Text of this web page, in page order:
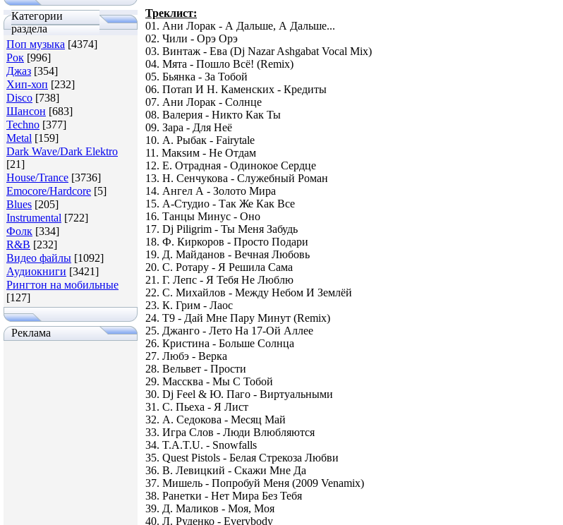
Категории
раздела
Поп музыка [4374]
Рок [996]
Джаз [354]
Хип-хоп [232]
Disco [738]
Шансон [683]
Techno [377]
Metal [159]
Dark Wave/Dark Elektro
[21]
House/Trance [3736]
Emocore/Hardcore [5]
Blues [205]
Instrumental [722]
Фолк [334]
R&B [232]
Видео файлы [1092]
Аудиокниги [3421]
Рингтон на мобильные
[127]
Реклама
Треклист:
01. Ани Лорак - А Дальше, А Дальше...
02. Чили - Орэ Орэ
03. Винтаж - Ева (Dj Nazar Ashgabat Vocal Mix)
04. Мята - Пошло Всё! (Remix)
05. Бьянка - За Тобой
06. Потап И Н. Каменских - Кредиты
07. Ани Лорак - Солнце
08. Валерия - Никто Как Ты
09. Зара - Для Неё
10. А. Рыбак - Fairytale
11. Макsим - Не Отдам
12. Е. Отрадная - Одинокое Сердце
13. Н. Сенчукова - Служебный Роман
14. Ангел А - Золото Мира
15. А-Студио - Так Же Как Все
16. Танцы Минус - Оно
17. Dj Piligrim - Ты Меня Забудь
18. Ф. Киркоров - Просто Подари
19. Д. Майданов - Вечная Любовь
20. С. Ротару - Я Решила Сама
21. Г. Лепс - Я Тебя Не Люблю
22. С. Михайлов - Между Небом И Землёй
23. К. Грим - Лаос
24. T9 - Дай Мне Пару Минут (Remix)
25. Джанго - Лето На 17-Ой Аллее
26. Кристина - Больше Солнца
27. Любэ - Верка
28. Вельвет - Прости
29. Массква - Мы С Тобой
30. Dj Feel & Ю. Паго - Виртуальными
31. С. Пьеха - Я Лист
32. А. Седокова - Месяц Май
33. Игра Слов - Люди Влюбляются
34. T.A.T.U. - Snowfalls
35. Quest Pistols - Белая Стрекоза Любви
36. В. Левицкий - Скажи Мне Да
37. Мишель - Попробуй Меня (2009 Venamix)
38. Ранетки - Нет Мира Без Тебя
39. Д. Маликов - Моя, Моя
40. Л. Руденко - Everybody